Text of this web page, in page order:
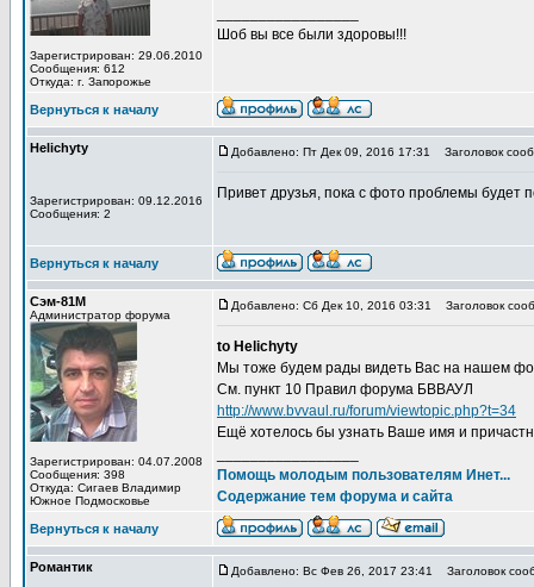
Зарегистрирован: 29.06.2010
Сообщения: 612
Откуда: г. Запорожье
Шоб вы все были здоровы!!!
Вернуться к началу
Helichyty
Зарегистрирован: 09.12.2016
Сообщения: 2
Добавлено: Пт Дек 09, 2016 17:31 Заголовок
Привет друзья, пока с фото проблемы будет
Вернуться к началу
Сэм-81М
Администратор форума
Зарегистрирован: 04.07.2008
Сообщения: 398
Откуда: Сигаев Владимир
Южное Подмосковье
Добавлено: Сб Дек 10, 2016 03:31 Заголовок
to Helichyty
Мы тоже будем рады видеть Вас на нашем
См. пункт 10 Правил форума БВВАУЛ
http://www.bvvaul.ru/forum/viewtopic.php?t=34
Ещё хотелось бы узнать Ваше имя и
Помощь молодым пользователям Инет...
Содержание тем форума и сайта
Вернуться к началу
Романтик Добавлено: Вс Фев 26, 2017 23:41 Заголовок